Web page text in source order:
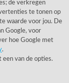
de verkregen
te tonen op
waarde voor jou. De
Google, voor
hoe Google met
.
van de opties.